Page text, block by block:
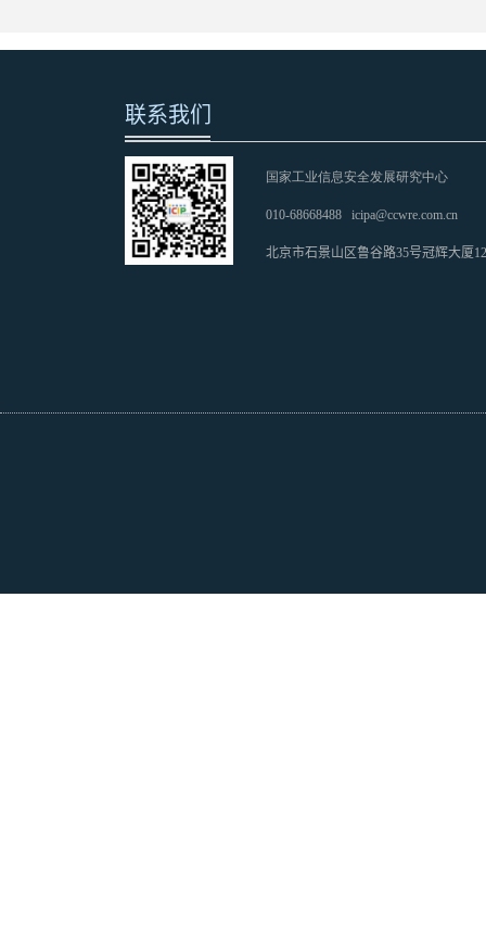
联系我们
国家工业信息安全发展研究中心
010-68668488 icipa@ccwre.com.cn
北京市石景山区鲁谷路35号冠辉大厦